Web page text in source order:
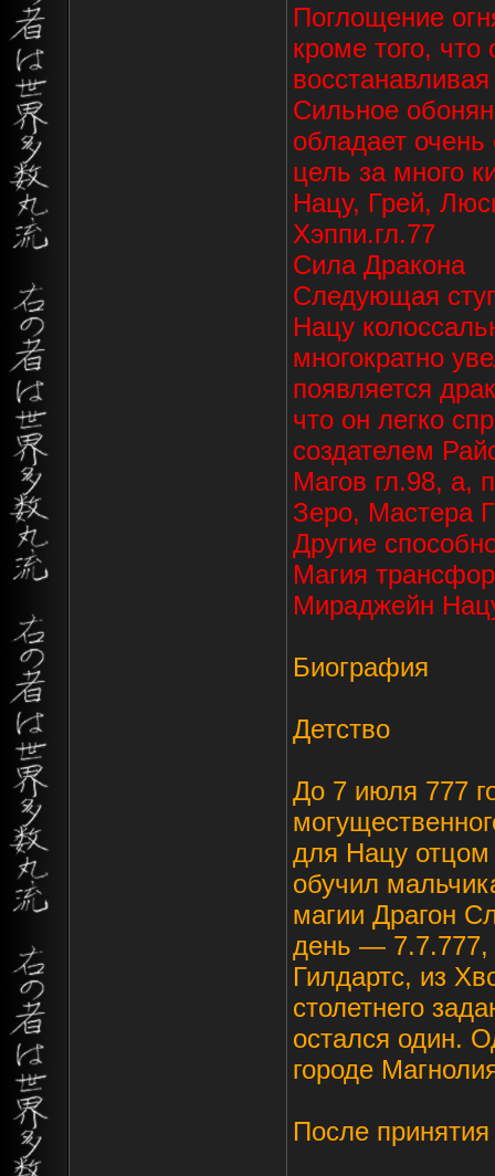
Поглощение
кроме того,
Сильное
обладает
цель за много
Нацу, Грей,
Хэппи.гл.77
Сила Дракона
Следующая
Нацу
многократно
появляется
что он легко
создателем
Магов гл.98, а,
Зеро, Мастера
Другие
Магия
Мираджейн
Биография
Детство
До 7 июля 777
для Нацу
обучил
магии Драгон
день — 7.7.777,
Гилдартс, из
столетнего
остался один.
городе
После